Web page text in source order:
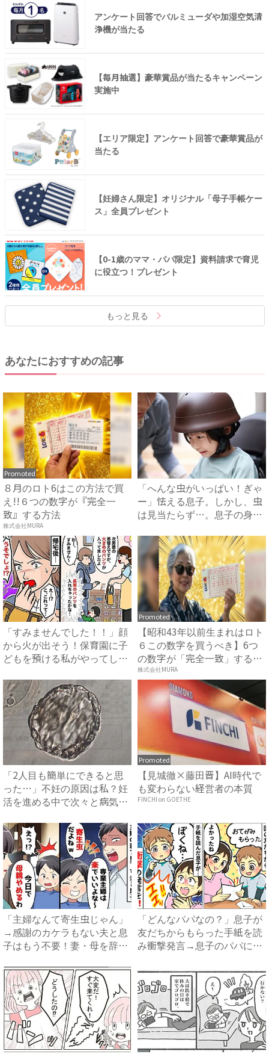
アンケート回答でバルミューダや加湿空気清
浄機が当たる
【毎月抽選】豪華賞品が当たるキャンペーン
実施中
【エリア限定】アンケート回答で豪華賞品が
当たる
【妊婦さん限定】オリジナル「母子手帳ケー
ス」全員プレゼント
【0-1歳のママ・パパ限定】資料請求で育児
に役立つ！プレゼント
もっと見る
あなたにおすすめの記事
Promoted
８月のロト6はこの方法で買
え!!６つの数字が『完全一
致』する方法
株式会社MURA
「へんな虫がいっぱい！ぎゃ
ー」怯える息子。しかし、虫
は見当たらず…。息子の身に
「すみませんでした！！」顔
から火が出そう！保育園に子
どもを預ける私がやってしま
Promoted
【昭和43年以前生まれはロト
６この数字を買うべき】6つ
の数字が「完全一致」する
方...
株式会社MURA
「2人目も簡単にできると思
った…」不妊の原因は私？妊
活を進める中で次々と病気が
Promoted
【見城徹×藤田晋】AI時代で
も変わらない経営者の本質
FINCHI on GOETHE
「主婦なんて寄生虫じゃん」
→感謝のカケラもない夫と息
子はもう不要！妻・母を辞め
「どんなパパなの？」息子が
友だちからもらった手紙を読
み衝撃発言→息子のパパに対